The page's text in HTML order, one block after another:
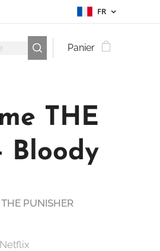
FR
Panier
THE
Bloody
PUNISHER